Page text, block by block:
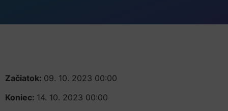
Začiatok: 09. 10. 2023 00:00
Koniec: 14. 10. 2023 00:00